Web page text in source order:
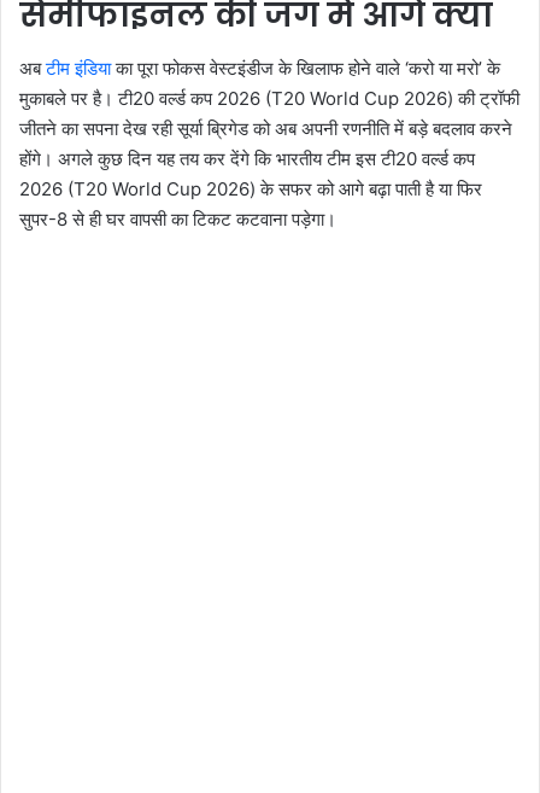
सेमीफाइनल की जंग में आगे क्या
अबटीम इंडियाका पूरा फोकस वेस्टइंडीज के खिलाफ होने वाले ‘करो या मरो’ के
मुकाबले पर है। टी20 वर्ल्ड कप 2026 (T20 World Cup 2026) की ट्रॉफी
जीतने का सपना देख रही सूर्या ब्रिगेड को अब अपनी रणनीति में बड़े बदलाव करने
होंगे। अगले कुछ दिन यह तय कर देंगे कि भारतीय टीम इस टी20 वर्ल्ड कप
2026 (T20 World Cup 2026) के सफर को आगे बढ़ा पाती है या फिर
सुपर-8 से ही घर वापसी का टिकट कटवाना पड़ेगा।